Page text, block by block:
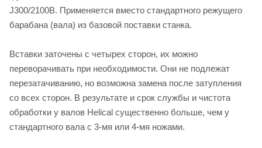
J300/2100B. Применяется вместо стандартного режущего
барабана (вала) из базовой поставки станка.
Вставки заточены с четырех сторон, их можно
переворачивать при необходимости. Они не подлежат
перезатачиванию, но возможна замена после затупления
со всех сторон. В результате и срок службы и чистота
обработки у валов Helical существенно больше, чем у
стандартного вала с 3-мя или 4-мя ножами.